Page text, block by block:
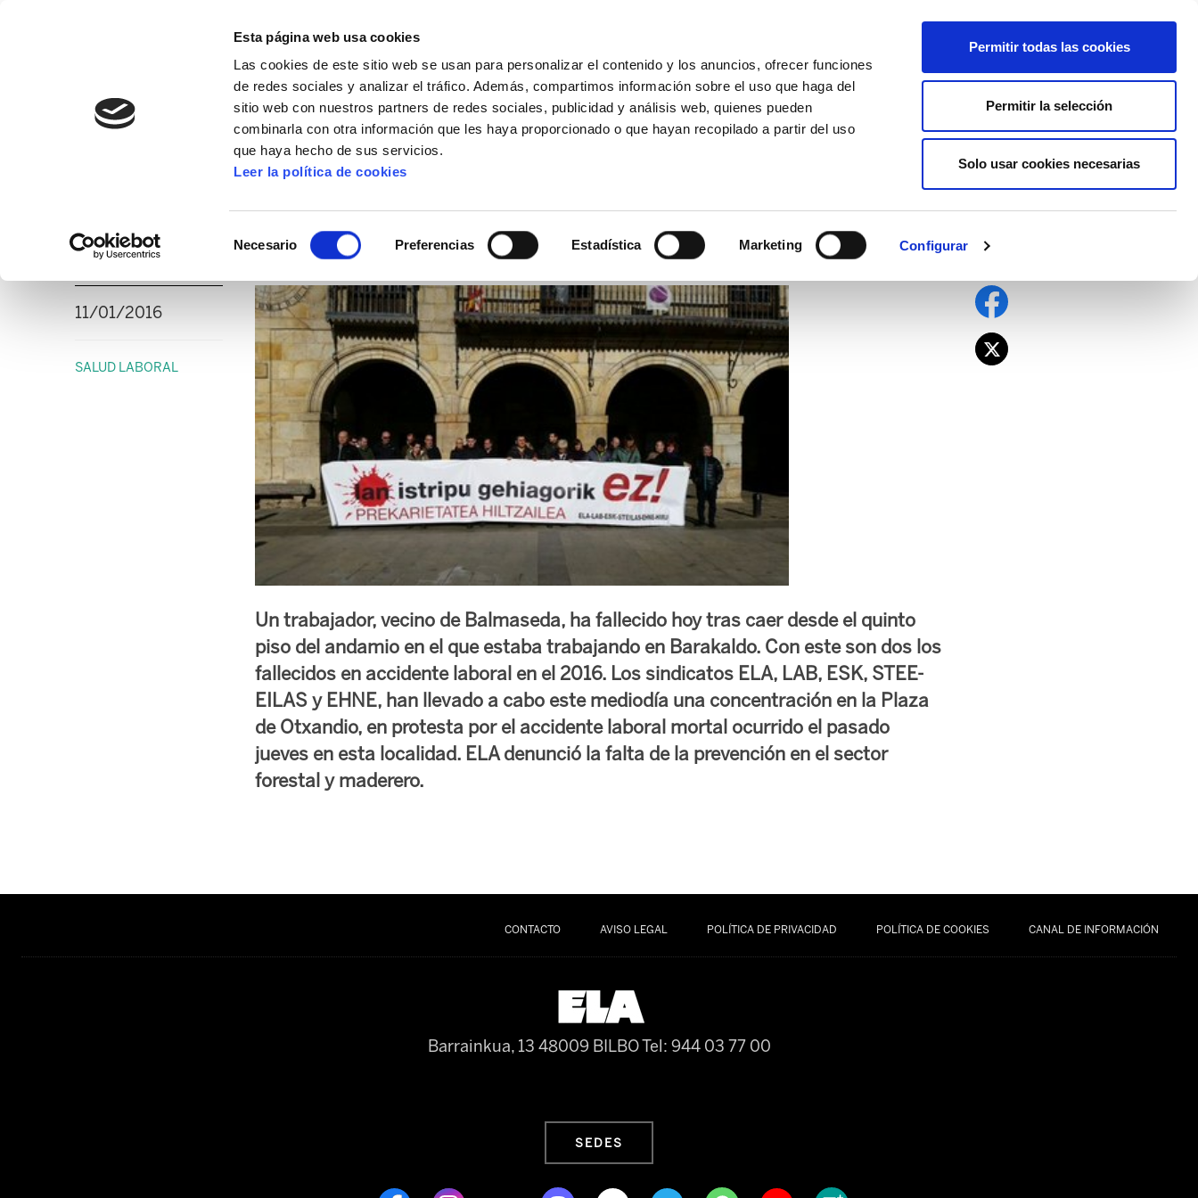
Esta página web usa cookies
Las cookies de este sitio web se usan para personalizar el contenido y los anuncios, ofrecer funciones
de redes sociales y analizar el tráfico. Además, compartimos información sobre el uso que haga del
sitio web con nuestros partners de redes sociales, publicidad y análisis web, quienes pueden
combinarla con otra información que les haya proporcionado o que hayan recopilado a partir del uso
que haya hecho de sus servicios.
Leer la política de cookies
Necesario Preferencias Estadística Marketing Configurar
Permitir todas las cookies
Permitir la selección
Solo usar cookies necesarias
AFÍLIATE
MANU ROBLES-ARANGIZ FUNDAZIOA BIDELAGUN FUNDAZIOA
Un trabajador ha fallecido hoy en Barkaldo en un nuevo
accidente laboral
11/01/2016
SALUD LABORAL
Un trabajador, vecino de Balmaseda, ha fallecido hoy tras caer desde el quinto
piso del andamio en el que estaba trabajando en Barakaldo. Con este son dos los
fallecidos en accidente laboral en el 2016. Los sindicatos ELA, LAB, ESK, STEE-
EILAS y EHNE, han llevado a cabo este mediodía una concentración en la Plaza
de Otxandio, en protesta por el accidente laboral mortal ocurrido el pasado
jueves en esta localidad. ELA denunció la falta de la prevención en el sector
forestal y maderero.
CONTACTO AVISO LEGAL POLÍTICA DE PRIVACIDAD POLÍTICA DE COOKIES CANAL DE INFORMACIÓN
Barrainkua, 13 48009 BILBOTel: 944 03 77 00
SEDES